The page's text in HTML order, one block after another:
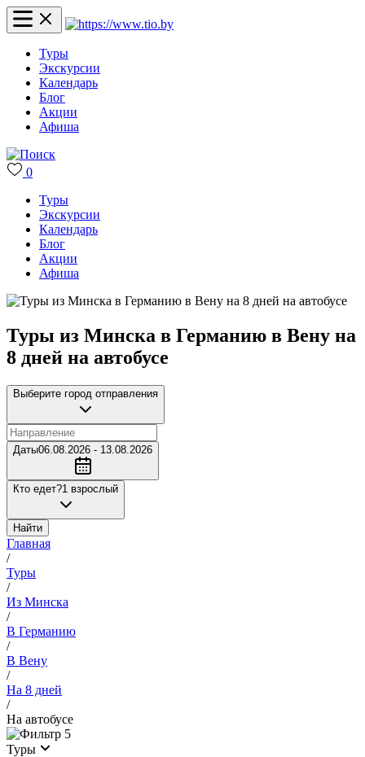
Туры
Экскурсии
Календарь
Блог
Акции
Афиша
0
Туры
Экскурсии
Календарь
Блог
Акции
Афиша
Туры из Минска в Германию в Вену на
8 дней на автобусе
Выберите город отправления
Даты06.08.2026 - 13.08.2026
Кто едет?1 взрослый
Найти
Главная
/
Туры
/
Из Минска
/
В Германию
/
В Вену
/
На 8 дней
/
На автобусе
5
Туры